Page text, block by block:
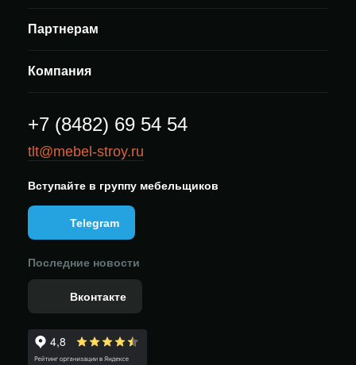
Партнерам
Компания
+7 (8482) 69 54 54
tlt@mebel-stroy.ru
Вступайте в группу мебельщиков
Telegram
Последние новости
Вконтакте